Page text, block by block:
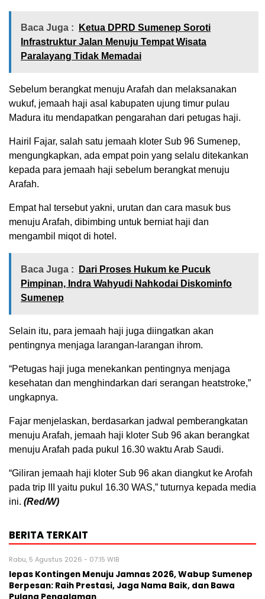
Baca Juga :
Ketua DPRD Sumenep Soroti
Infrastruktur Jalan Menuju Tempat Wisata
Paralayang Tidak Memadai
Sebelum berangkat menuju Arafah dan melaksanakan
wukuf, jemaah haji asal kabupaten ujung timur pulau
Madura itu mendapatkan pengarahan dari petugas haji.
Hairil Fajar, salah satu jemaah kloter Sub 96 Sumenep,
mengungkapkan, ada empat poin yang selalu ditekankan
kepada para jemaah haji sebelum berangkat menuju
Arafah.
Empat hal tersebut yakni, urutan dan cara masuk bus
menuju Arafah, dibimbing untuk berniat haji dan
mengambil miqot di hotel.
Baca Juga :
Dari Proses Hukum ke Pucuk
Pimpinan, Indra Wahyudi Nahkodai Diskominfo
Sumenep
Selain itu, para jemaah haji juga diingatkan akan
pentingnya menjaga larangan-larangan ihrom.
“Petugas haji juga menekankan pentingnya menjaga
kesehatan dan menghindarkan dari serangan heatstroke,”
ungkapnya.
Fajar menjelaskan, berdasarkan jadwal pemberangkatan
menuju Arafah, jemaah haji kloter Sub 96 akan berangkat
menuju Arafah pada pukul 16.30 waktu Arab Saudi.
“Giliran jemaah haji kloter Sub 96 akan diangkut ke Arofah
pada trip III yaitu pukul 16.30 WAS,” tuturnya kepada media
ini. (Red/W)
BERITA TERKAIT
Rabu, 5 Agustus 2026 - 07:15 WIB
lepas Kontingen Menuju Jamnas 2026, Wabup Sumenep
Berpesan: Raih Prestasi, Jaga Nama Baik, dan Bawa